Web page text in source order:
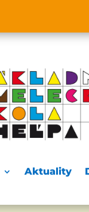
Aktuality